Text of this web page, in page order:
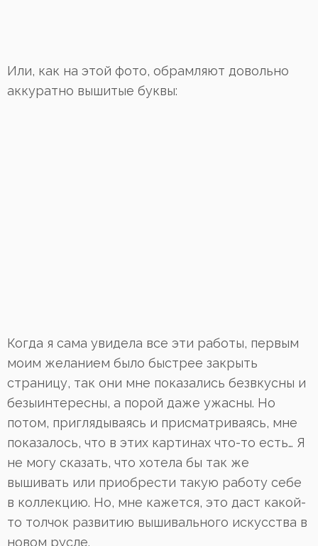
Или, как на этой фото, обрамляют довольно
аккуратно вышитые буквы:
Когда я сама увидела все эти работы, первым
моим желанием было быстрее закрыть
страницу, так они мне показались безвкусны и
безыинтересны, а порой даже ужасны. Но
потом, приглядываясь и присматриваясь, мне
показалось, что в этих картинах что-то есть… Я
не могу сказать, что хотела бы так же
вышивать или приобрести такую работу себе
в коллекцию. Но, мне кажется, это даст какой-
то толчок развитию вышивального искусства в
новом русле.